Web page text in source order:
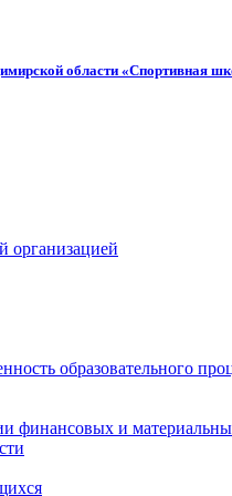
области «Спортивная
организацией
образовательного
финансовых и